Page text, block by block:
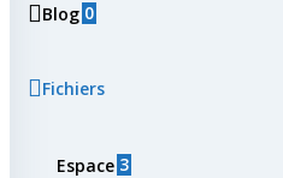
Blog 0
Fichiers
Espace 3